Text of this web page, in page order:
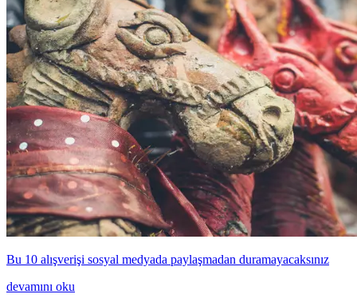
Bu 10 alışverişi sosyal medyada paylaşmadan duramayacaksınız
devamını oku